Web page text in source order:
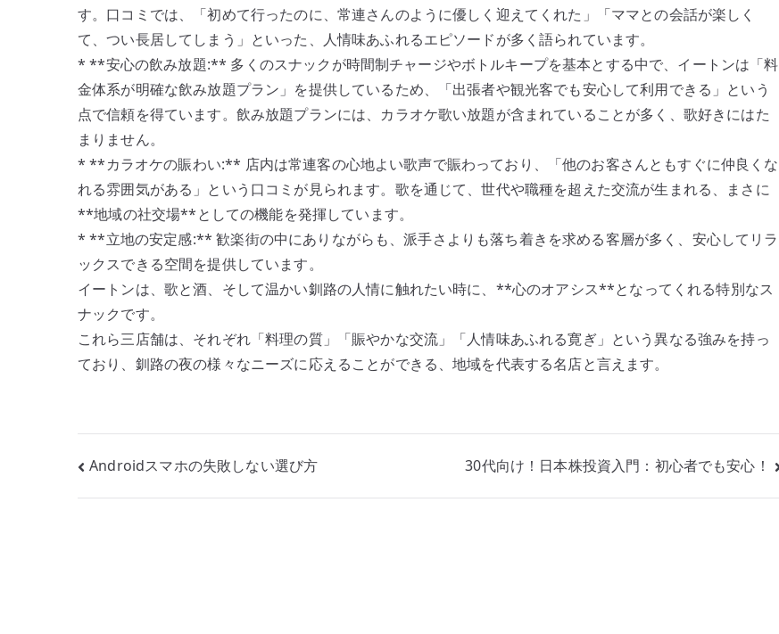
す。口コミでは、「初めて行ったのに、常連さんのように優しく迎えてくれた」「ママとの会話が楽しく
て、つい長居してしまう」といった、人情味あふれるエピソードが多く語られています。
* **安心の飲み放題:** 多くのスナックが時間制チャージやボトルキープを基本とする中で、イートンは「料
金体系が明確な飲み放題プラン」を提供しているため、「出張者や観光客でも安心して利用できる」という
点で信頼を得ています。飲み放題プランには、カラオケ歌い放題が含まれていることが多く、歌好きにはた
まりません。
* **カラオケの賑わい:** 店内は常連客の心地よい歌声で賑わっており、「他のお客さんともすぐに仲良くな
れる雰囲気がある」という口コミが見られます。歌を通じて、世代や職種を超えた交流が生まれる、まさに
**地域の社交場**としての機能を発揮しています。
* **立地の安定感:** 歓楽街の中にありながらも、派手さよりも落ち着きを求める客層が多く、安心してリラ
ックスできる空間を提供しています。
イートンは、歌と酒、そして温かい釧路の人情に触れたい時に、**心のオアシス**となってくれる特別なス
ナックです。
これら三店舗は、それぞれ「料理の質」「賑やかな交流」「人情味あふれる寛ぎ」という異なる強みを持っ
ており、釧路の夜の様々なニーズに応えることができる、地域を代表する名店と言えます。
投
稿
Androidスマホの失敗しない選び方 30代向け！日本株投資入門：初心者でも安心！